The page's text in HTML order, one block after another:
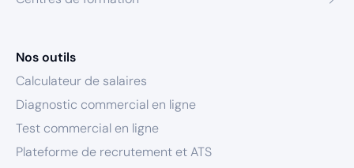
Nos outils
Calculateur de salaires
Diagnostic commercial en ligne
Test commercial en ligne
Plateforme de recrutement et ATS